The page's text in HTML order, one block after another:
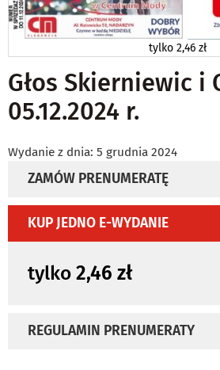
tylko2,46 zł
Głos Skierniewic i
05.12.2024 r.
Wydanie z dnia: 5 grudnia 2024
ZAMÓW PRENUMERATĘ
KUP JEDNO E-WYDANIE
tylko 2,46 zł
REGULAMIN PRENUMERATY